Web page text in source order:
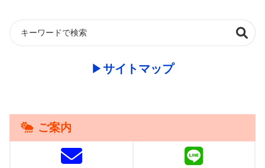
▶︎サイトマップ
ご案内